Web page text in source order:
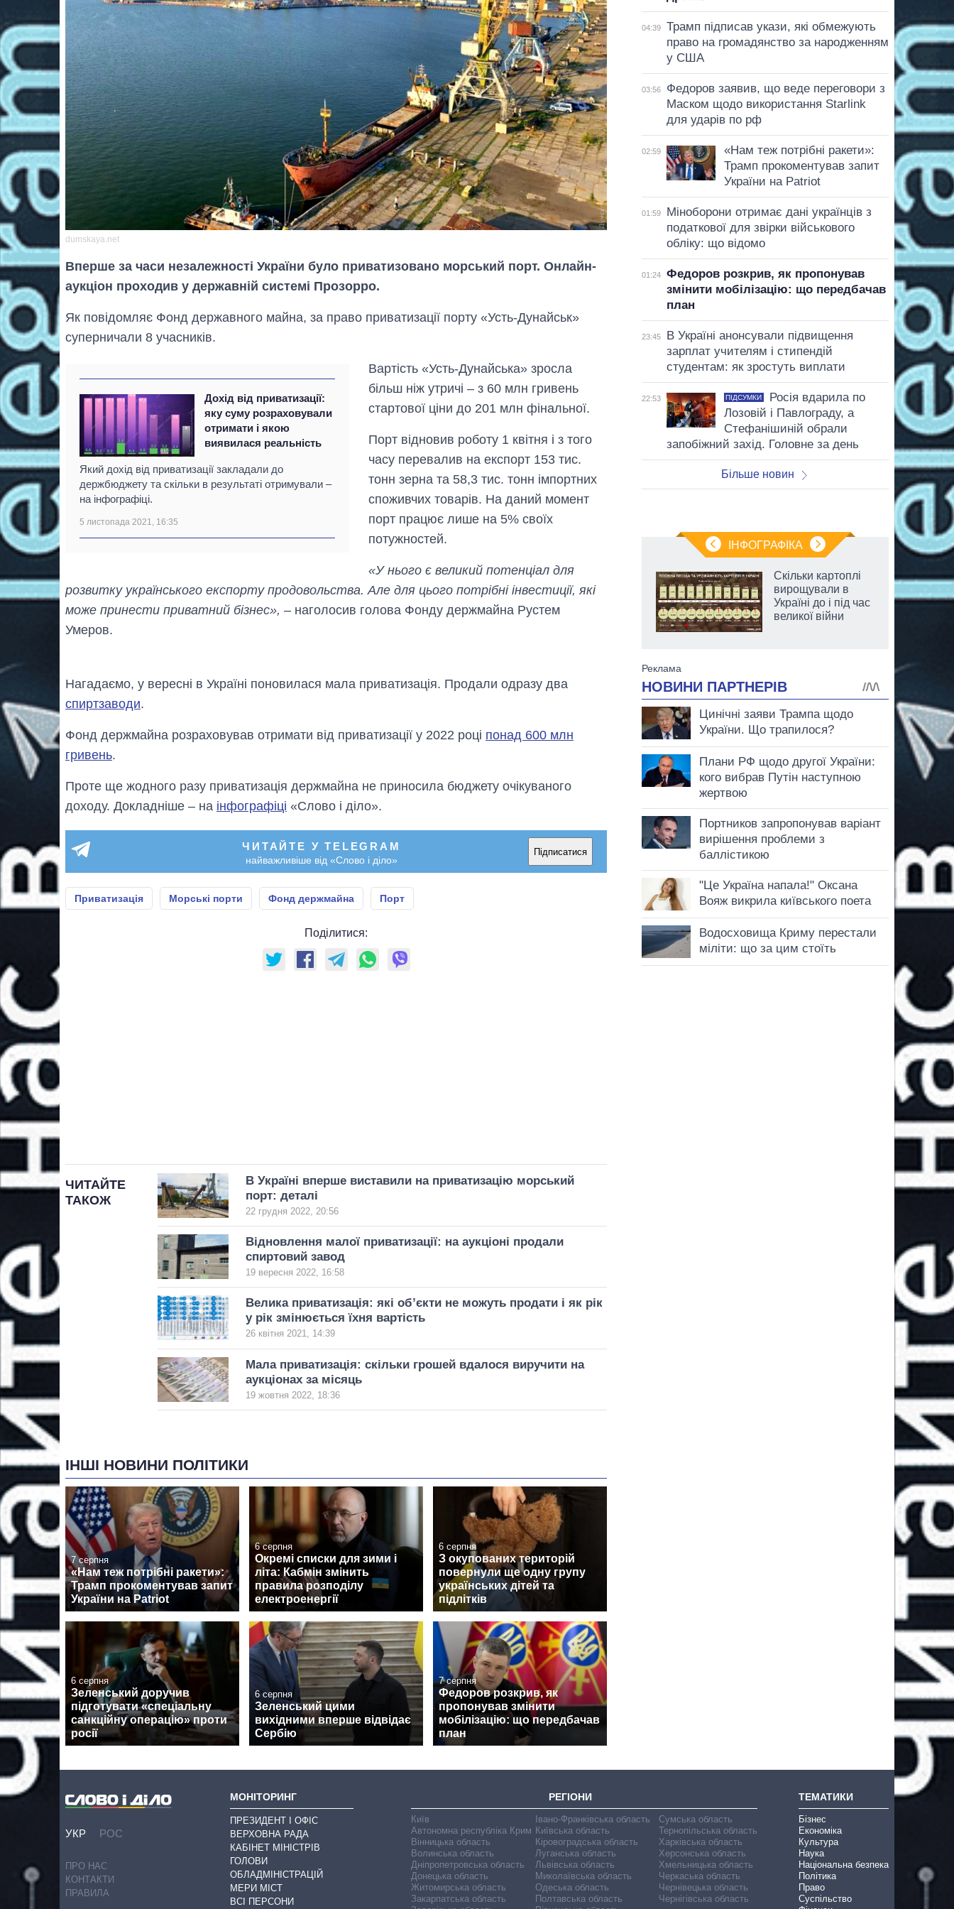
dumskaya.net
Вперше за часи незалежності України було приватизовано морський порт. Онлайн-
аукціон проходив у державній системі Прозорро.
Як повідомляє Фонд державного майна, за право приватизації порту «Усть-Дунайськ»
суперничали 8 учасників.
Дохід від приватизації:
яку суму розраховували
отримати і якою
виявилася реальність
Який дохід від приватизації закладали до
держбюджету та скільки в результаті отримували –
на інфографіці.
5 листопада 2021, 16:35
Вартість «Усть-Дунайська» зросла
більш ніж утричі – з 60 млн гривень
стартової ціни до 201 млн фінальної.
Порт відновив роботу 1 квітня і з того
часу перевалив на експорт 153 тис.
тонн зерна та 58,3 тис. тонн імпортних
споживчих товарів. На даний момент
порт працює лише на 5% своїх
потужностей.
«У нього є великий потенціал для
розвитку українського експорту продовольства. Але для цього потрібні інвестиції, які
може принести приватний бізнес», – наголосив голова Фонду держмайна Рустем
Умеров.
Нагадаємо, у вересні в Україні поновилася мала приватизація. Продали одразу два
спиртзаводи.
Фонд держмайна розраховував отримати від приватизації у 2022 році понад 600 млн
гривень.
Проте ще жодного разу приватизація держмайна не приносила бюджету очікуваного
доходу. Докладніше – на інфографіці «Слово і діло».
ЧИТАЙТЕ У TELEGRAM
найважливіше від «Слово і діло»
Підписатися
Приватизація Морські порти Фонд держмайна Порт
Поділитися:
ЧИТАЙТЕ
ТАКОЖ
В Україні вперше виставили на приватизацію морський
порт: деталі
22 грудня 2022, 20:56
Відновлення малої приватизації: на аукціоні продали
спиртовий завод
19 вересня 2022, 16:58
Велика приватизація: які об’єкти не можуть продати і як рік
у рік змінюється їхня вартість
26 квітня 2021, 14:39
Мала приватизація: скільки грошей вдалося виручити на
аукціонах за місяць
19 жовтня 2022, 18:36
ІНШІ НОВИНИ ПОЛІТИКИ
7 серпня
«Нам теж потрібні ракети»:
Трамп прокоментував запит
України на Patriot
6 серпня
Окремі списки для зими і
літа: Кабмін змінить
правила розподілу
електроенергії
6 серпня
З окупованих територій
повернули ще одну групу
українських дітей та
підлітків
6 серпня
Зеленський доручив
підготувати «спеціальну
санкційну операцію» проти
росії
6 серпня
Зеленський цими
вихідними вперше відвідає
Сербію
7 серпня
Федоров розкрив, як
пропонував змінити
мобілізацію: що передбачав
план
04:39
Трамп підписав укази, які обмежують
право на громадянство за народженням
у США
03:56
Федоров заявив, що веде переговори з
Маском щодо використання Starlink
для ударів по рф
02:59
«Нам теж потрібні ракети»:
Трамп прокоментував запит
України на Patriot
01:59
Міноборони отримає дані українців з
податкової для звірки військового
обліку: що відомо
01:24
Федоров розкрив, як пропонував
змінити мобілізацію: що передбачав
план
23:45
В Україні анонсували підвищення
зарплат учителям і стипендій
студентам: як зростуть виплати
22:53 ПІДСУМКИ
Росія вдарила по
Лозовій і Павлограду, а
Стефанішиній обрали
запобіжний захід. Головне за день
Більше новин
ІНФОГРАФІКА
Як зросли тарифи
на холодну воду у
початок серпня
Скільки картоплі
вирощували в
Україні до і під час
великої війни
УКР РОС
ПРО НАС
КОНТАКТИ
ПРАВИЛА
МОНІТОРИНГ
ПРЕЗИДЕНТ І ОФІС
ВЕРХОВНА РАДА
КАБІНЕТ МІНІСТРІВ
ГОЛОВИ
ОБЛАДМІНІСТРАЦІЙ
МЕРИ МІСТ
ВСІ ПЕРСОНИ
РЕГІОНИ
Київ
Автономна республіка Крим
Вінницька область
Волинська область
Дніпропетровська область
Донецька область
Житомирська область
Закарпатська область
Івано-Франківська область
Київська область
Кіровоградська область
Луганська область
Львівська область
Миколаївська область
Одеська область
Полтавська область
Сумська область
Тернопільська область
Харківська область
Херсонська область
Хмельницька область
Черкаська область
Чернівецька область
Чернігівська область
ТЕМАТИКИ
Бізнес
Економіка
Культура
Наука
Національна безпека
Політика
Право
Суспільство